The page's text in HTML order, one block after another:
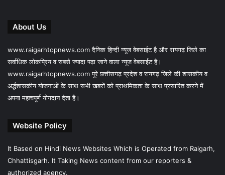
About Us
www.raigarhtopnews.com दैनिक हिन्दी न्यूज वेबसाईट है और रायगढ़ जिले का
सर्वाधिक लोकप्रिय व सबसे ज्यादा पढ़ा जाने वाला न्यूज वेबसाईट है।
www.raigarhtopnews.com पूरे छत्तीसगढ़ प्रदेश व रायगढ़ जिले की शासकीय व
अर्द्धशासकीय योजनाओं के साथ सभी खबरों को प्राथमिकता के साथ प्रसारित करने में
अपना महत्वपूर्ण योगदान देता है।
Website Policy
It Based on Hindi News Websites Which is Operated from Raigarh,
Chhattisgarh. It Taking News content from our reporters &
authorized agency.